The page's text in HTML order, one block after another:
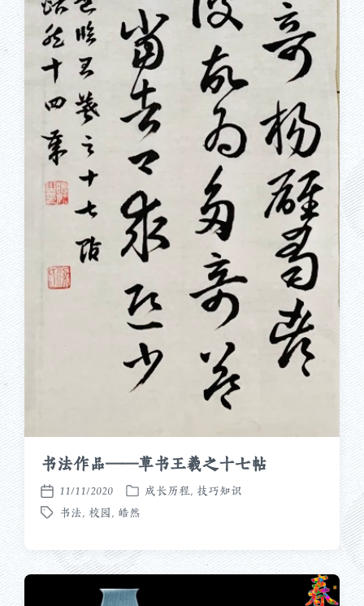
书法作品——草书王羲之十七帖
发
布
期
11/11/2020
发
布
成长历程, 技巧知识
标
书法, 校园, 皓然